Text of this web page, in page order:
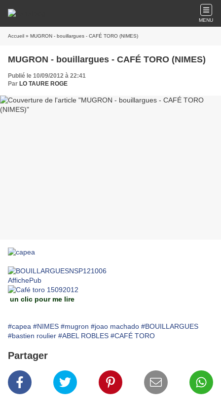
MENU
Accueil » MUGRON - bouillargues - CAFÉ TORO (NIMES)
MUGRON - bouillargues - CAFÉ TORO (NIMES)
Publié le 10/09/2012 à 22:41
Par LO TAURE ROGE
un clic pour me lire
#capea #NIMES #mugron #joao machado #BOUILLARGUES
#bastien roulier #ABEL ROBLES #CAFÉ TORO
Partager